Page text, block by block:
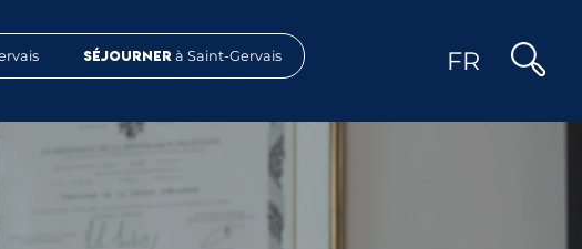
FR
Séjourner à Saint-Gervais